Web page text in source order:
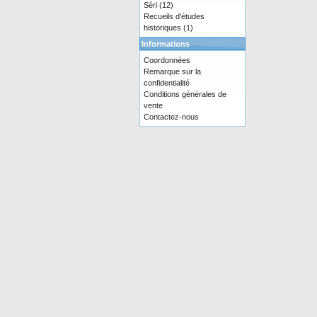
Séri (12)
Recueils d'études
historiques (1)
Informations
Coordonnées
Remarque sur la
confidentialité
Conditions générales de
vente
Contactez-nous